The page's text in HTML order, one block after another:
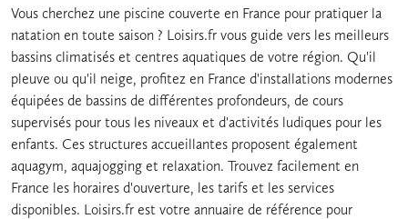
Vous cherchez une piscine couverte en France pour pratiquer la
natation en toute saison ? Loisirs.fr vous guide vers les meilleurs
bassins climatisés et centres aquatiques de votre région. Qu'il
pleuve ou qu'il neige, profitez en France d'installations modernes
équipées de bassins de différentes profondeurs, de cours
supervisés pour tous les niveaux et d'activités ludiques pour les
enfants. Ces structures accueillantes proposent également
aquagym, aquajogging et relaxation. Trouvez facilement en
France les horaires d'ouverture, les tarifs et les services
disponibles. Loisirs.fr est votre annuaire de référence pour